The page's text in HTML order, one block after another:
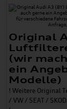
Original
(wir
ein
Modelle)
! Weitere Original
/ VW / SEAT /